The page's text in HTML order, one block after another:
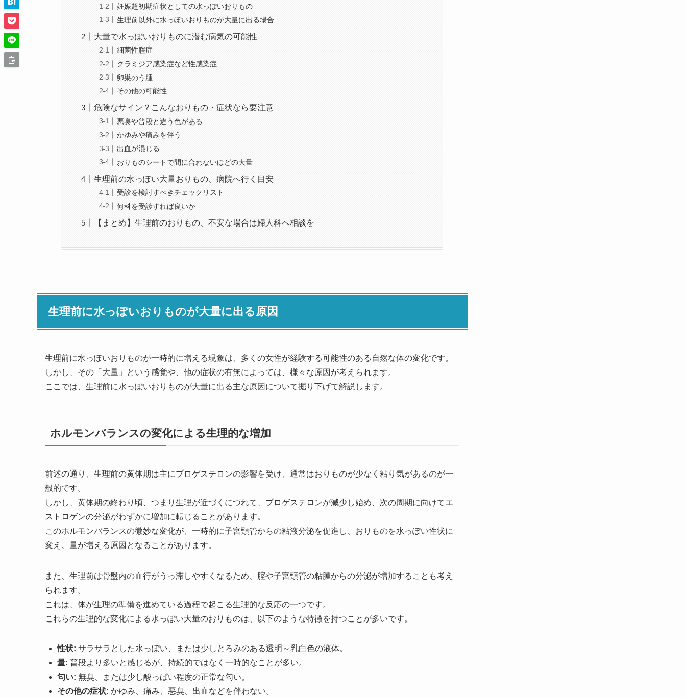
妊娠超初期症状としての水っぽいおりもの
生理前以外に水っぽいおりものが大量に出る場合
大量で水っぽいおりものに潜む病気の可能性
細菌性腟症
クラミジア感染症など性感染症
卵巣のう腫
その他の可能性
危険なサイン？こんなおりもの・症状なら要注意
悪臭や普段と違う色がある
かゆみや痛みを伴う
出血が混じる
おりものシートで間に合わないほどの大量
生理前の水っぽい大量おりもの、病院へ行く目安
受診を検討すべきチェックリスト
何科を受診すれば良いか
【まとめ】生理前のおりもの、不安な場合は婦人科へ相談を
生理前に水っぽいおりものが大量に出る原因
生理前に水っぽいおりものが一時的に増える現象は、多くの女性が経験する可能性のある自然な体の変化です。
しかし、その「大量」という感覚や、他の症状の有無によっては、様々な原因が考えられます。
ここでは、生理前に水っぽいおりものが大量に出る主な原因について掘り下げて解説します。
ホルモンバランスの変化による生理的な増加
前述の通り、生理前の黄体期は主にプロゲステロンの影響を受け、通常はおりものが少なく粘り気があるのが一
般的です。
しかし、黄体期の終わり頃、つまり生理が近づくにつれて、プロゲステロンが減少し始め、次の周期に向けてエ
ストロゲンの分泌がわずかに増加に転じることがあります。
このホルモンバランスの微妙な変化が、一時的に子宮頸管からの粘液分泌を促進し、おりものを水っぽい性状に
変え、量が増える原因となることがあります。
また、生理前は骨盤内の血行がうっ滞しやすくなるため、腟や子宮頸管の粘膜からの分泌が増加することも考え
られます。
これは、体が生理の準備を進めている過程で起こる生理的な反応の一つです。
これらの生理的な変化による水っぽい大量のおりものは、以下のような特徴を持つことが多いです。
性状: サラサラとした水っぽい、または少しとろみのある透明～乳白色の液体。
量: 普段より多いと感じるが、持続的ではなく一時的なことが多い。
匂い: 無臭、または少し酸っぱい程度の正常な匂い。
その他の症状: かゆみ、痛み、悪臭、出血などを伴わない。